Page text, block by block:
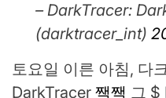
– DarkTracer:
(darktracer_int)
토요일 이른 아침, 다
DarkTracer 짹짹 그 $